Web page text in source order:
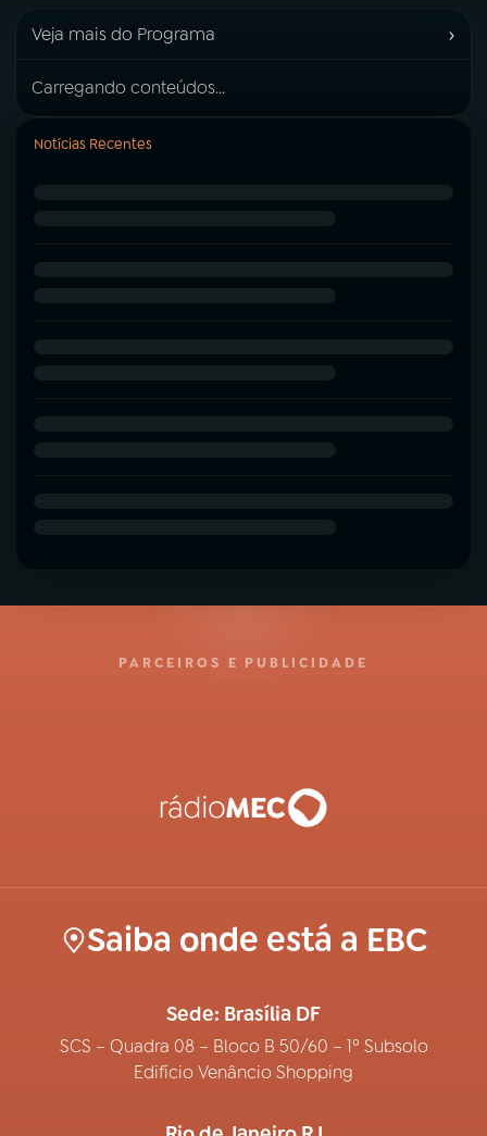
Veja mais do Programa ›
Carregando conteúdos...
Notícias Recentes
PARCEIROS E PUBLICIDADE
Saiba onde está a EBC
Sede: Brasília DF
SCS – Quadra 08 – Bloco B 50/60 – 1º Subsolo
Edifício Venâncio Shopping